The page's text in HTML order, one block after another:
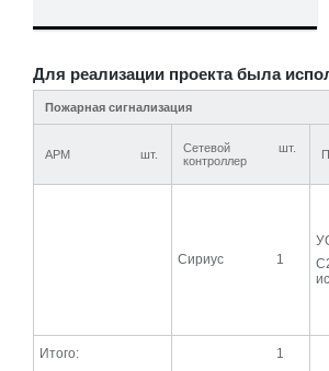
Для реализации проекта была
Пожарная сигнализация
АРМ шт.
Сетевой
контроллер
шт.
Сириус 1
Итого: 1